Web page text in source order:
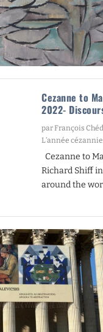
Cezanne to
2022-
parFrançois
L’année
Cezanne to
Richard Shiff
around the